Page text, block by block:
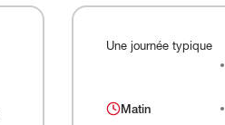
Une journée typique
Matin